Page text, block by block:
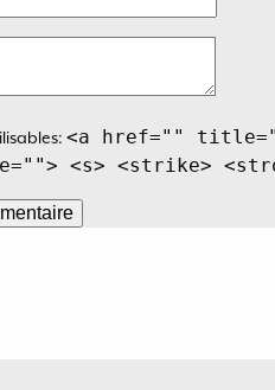
<a href=""
<s> <strike>